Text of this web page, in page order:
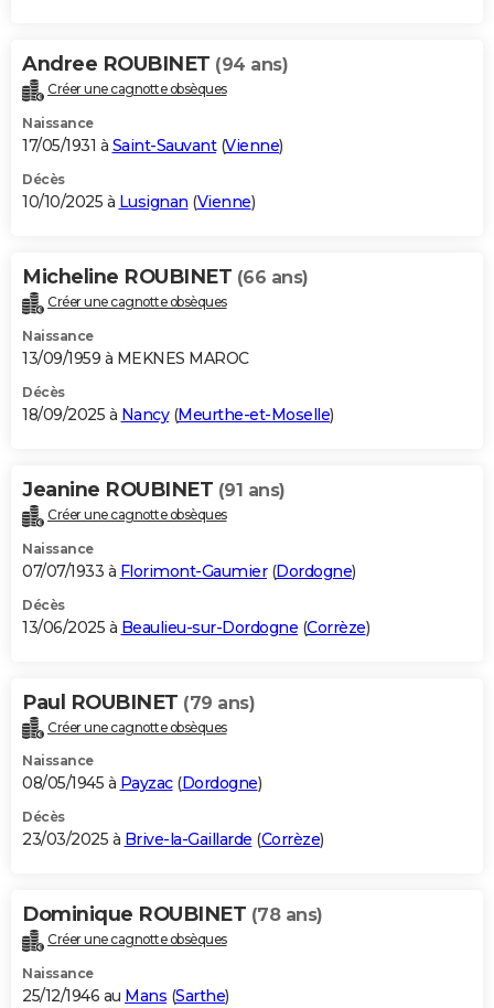
Carte de Noël
Carte Bonne année
Carte Saint-Valentin
Carte Pâques
Carte d'anniversaire
DICTIONNAIRE
Dictionnaire
Biographies
Citations
Expressions
Proverbes
PROGRAMME TV
S'inscrire
Se connecter
Lycées
Collèges
Primaires
Universités
Entreprises
Service militaire
Avis de recherche
AVIS DE DÉCÈS
Bricolage
Lifestyle
Culture
Sport
Auto
Television
Voyage
Cinema
Andree ROUBINET (94 ans)
Créer une cagnotte obsèques
Naissance
17/05/1931 à Saint-Sauvant(Vienne)
Décès
10/10/2025 à Lusignan (Vienne)
Micheline ROUBINET (66 ans)
Créer une cagnotte obsèques
Naissance
13/09/1959 à MEKNES MAROC
Décès
18/09/2025 à Nancy(Meurthe-et-Moselle)
Jeanine ROUBINET (91 ans)
Créer une cagnotte obsèques
Naissance
07/07/1933 à Florimont-Gaumier(Dordogne)
Décès
13/06/2025 à Beaulieu-sur-Dordogne (Corrèze)
Paul ROUBINET (79 ans)
Créer une cagnotte obsèques
Naissance
08/05/1945 à Payzac(Dordogne)
Décès
23/03/2025 à Brive-la-Gaillarde (Corrèze)
Dominique ROUBINET (78 ans)
Créer une cagnotte obsèques
Naissance
25/12/1946 au Mans (Sarthe)